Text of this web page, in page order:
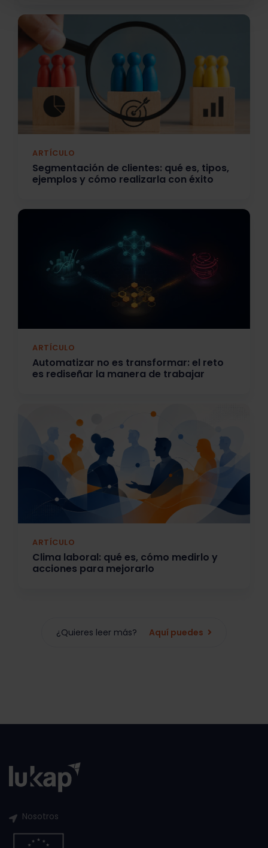
ARTÍCULO
Segmentación de clientes: qué es, tipos,
ejemplos y cómo realizarla con éxito
ARTÍCULO
Automatizar no es transformar: el reto
es rediseñar la manera de trabajar
ARTÍCULO
Clima laboral: qué es, cómo medirlo y
acciones para mejorarlo
¿Quieres leer más? Aquí puedes
Nosotros